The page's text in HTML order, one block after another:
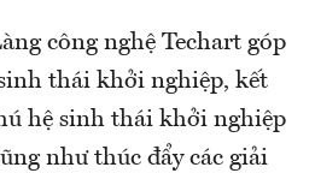
công nghệ Techart góp
thái khởi nghiệp, kết
hệ sinh thái khởi nghiệp
như thúc đẩy các giải